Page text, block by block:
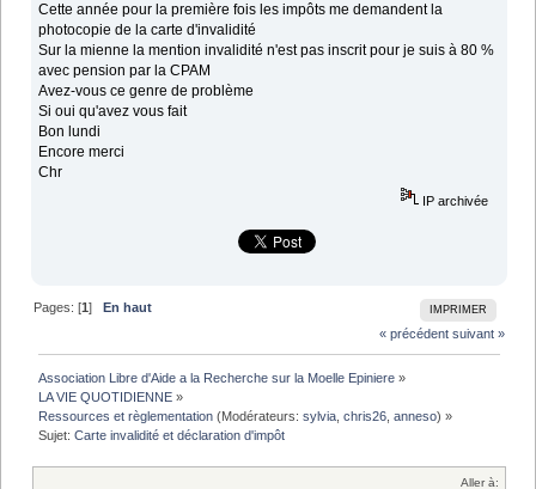
Cette année pour la première fois les impôts me demandent la
photocopie de la carte d'invalidité
Sur la mienne la mention invalidité n'est pas inscrit pour je suis à 80 %
avec pension par la CPAM
Avez-vous ce genre de problème
Si oui qu'avez vous fait
Bon lundi
Encore merci
Chr
IP archivée
IMPRIMER
Pages: [1]
En haut
« précédent suivant »
Association Libre d'Aide a la Recherche sur la Moelle Epiniere »
LA VIE QUOTIDIENNE »
Ressources et règlementation (Modérateurs:sylvia ,chris26 ,anneso) »
Sujet:Carte invalidité et déclaration d'impôt
Aller à: